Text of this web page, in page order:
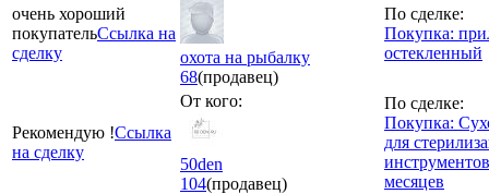
очень хороший
покупательСсылка на
сделку
охота на рыбалку
68(продавец)
По сделке:
Покупка:
остекленный
Рекомендую !Ссылка
на сделку
От кого:
50den
104(продавец)
По сделке:
Покупка:
для
месяцев